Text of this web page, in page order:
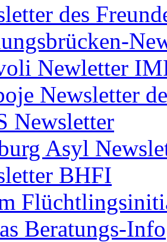
des
Newletter
Newsletter
Newsletter
Asyl
BHFI
Beratungs-Info